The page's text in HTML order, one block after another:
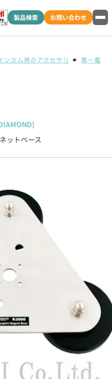
製品検索 お問い合わせ
ンカム用のアクセサリ 第一電波
ットベース